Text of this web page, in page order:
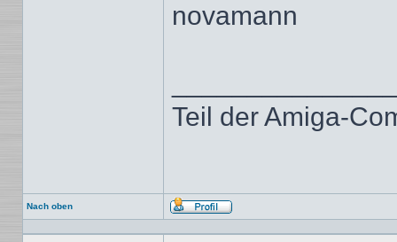
novamann
Teil der Amiga-
Nach oben
Profil